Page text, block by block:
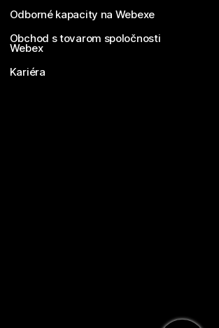
Odborné kapacity na Webexe
Obchod s tovarom spoločnosti
Webex
Kariéra